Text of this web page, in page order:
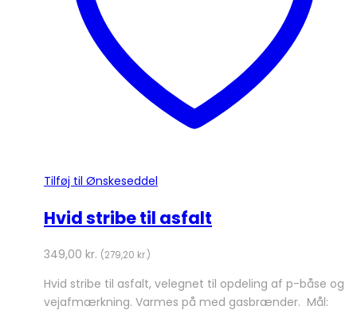
Tilføj til Ønskeseddel
Hvid stribe til asfalt
349,00 kr. (279,20 kr.)
Hvid stribe til asfalt, velegnet til opdeling af p-båse og
vejafmærkning. Varmes på med gasbrænder. Mål: